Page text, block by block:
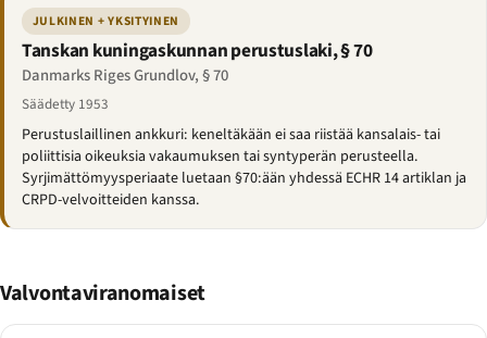
JULKINEN + YKSITYINEN
Tanskan kuningaskunnan perustuslaki, § 70
Danmarks Riges Grundlov, § 70
Säädetty 1953
Perustuslaillinen ankkuri: keneltäkään ei saa riistää kansalais- tai
poliittisia oikeuksia vakaumuksen tai syntyperän perusteella.
Syrjimättömyysperiaate luetaan §70:ään yhdessä ECHR 14 artiklan ja
CRPD-velvoitteiden kanssa.
Valvontaviranomaiset